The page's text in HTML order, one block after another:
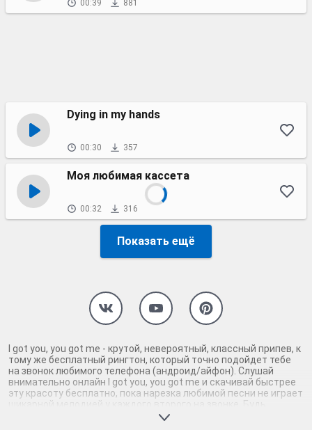
00:39 881
Dying in my hands
00:30 357
Моя любимая кассета
00:32 316
Показать ещё
I got you, you got me - крутой, невероятный, классный припев, к
тому же бесплатный рингтон, который точно подойдет тебе
на звонок любимого телефона (андроид/айфон). Слушай
внимательно онлайн I got you, you got me и скачивай быстрее
эту красоту бесплатно, пока нарезка любимой песни не играет
шикарной мелодией у каждого второго на звонке. Будь
первым, кто скачает бесплатно сей шедевр музыки и оценит